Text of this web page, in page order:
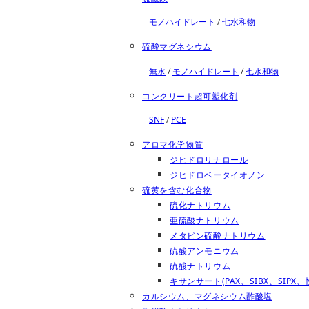
モノハイドレート /七水和物
硫酸マグネシウム
無水/モノハイドレート /七水和物
コンクリート超可塑化剤
SNF/PCE
アロマ化学物質
ジヒドロリナロール
ジヒドロベータイオノン
硫黄を含む化合物
硫化ナトリウム
亜硫酸ナトリウム
メタビン硫酸ナトリウム
硫酸アンモニウム
硫酸ナトリウム
キサンサート(PAX、SIBX、SIPX、
カルシウム、マグネシウム酢酸塩